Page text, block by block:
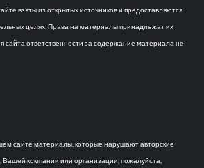
взяты из открытых источников и предоставляются
целях. Права на материалы принадлежат их
сайта ответственности за содержание материала не
сайте материалы, которые нарушают авторские
компании или организации, пожалуйста,